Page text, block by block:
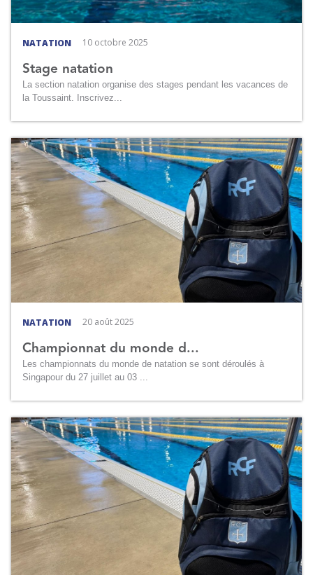
NATATION 10 octobre 2025
Stage natation
La section natation organise des stages pendant les vacances de
la Toussaint. Inscrivez...
NATATION 20 août 2025
Championnat du monde d...
Les championnats du monde de natation se sont déroulés à
Singapour du 27 juillet au 03 ...